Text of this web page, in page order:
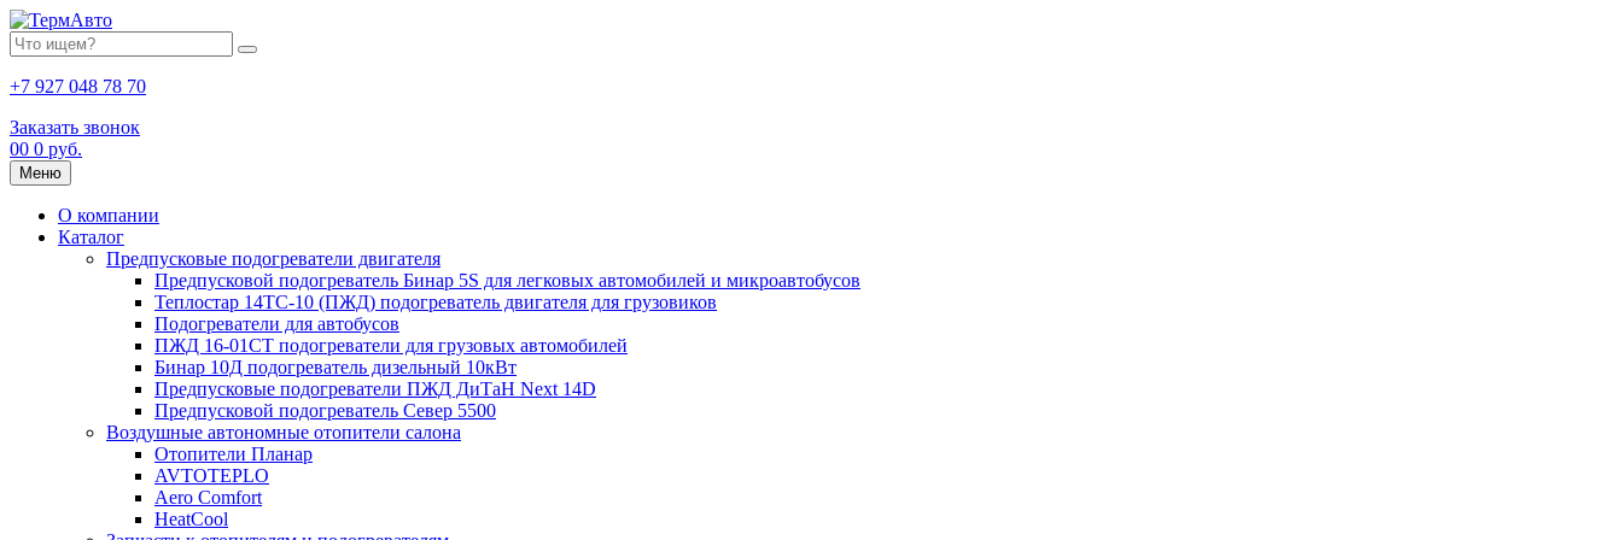
+7 927 048 78 70
Заказать звонок
00 0 руб.
Меню
О компании
Каталог
Предпусковые подогреватели двигателя
Предпусковой подогреватель Бинар 5S для легковых автомобилей и микроавтобусов
Теплостар 14ТС-10 (ПЖД) подогреватель двигателя для грузовиков
Подогреватели для автобусов
ПЖД 16-01СТ подогреватели для грузовых автомобилей
Бинар 10Д подогреватель дизельный 10кВт
Предпусковые подогреватели ПЖД ДиТаН Next 14D
Предпусковой подогреватель Север 5500
Воздушные автономные отопители салона
Отопители Планар
AVTOTEPLO
Aero Comfort
HeatCool